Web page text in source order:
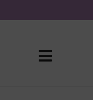
de winkel